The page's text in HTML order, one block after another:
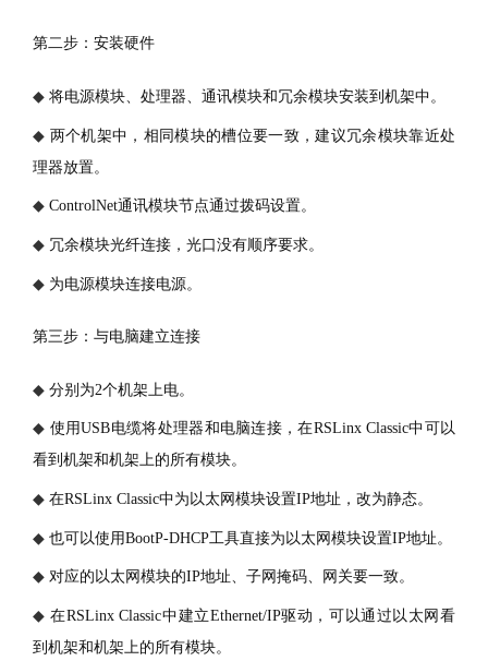
第二步：安装硬件
◆ 将电源模块、处理器、通讯模块和冗余模块安装到机架中。
◆ 两个机架中，相同模块的槽位要一致，建议冗余模块靠近处
理器放置。
◆ ControlNet通讯模块节点通过拨码设置。
◆ 冗余模块光纤连接，光口没有顺序要求。
◆ 为电源模块连接电源。
第三步：与电脑建立连接
◆ 分别为2个机架上电。
◆ 使用USB电缆将处理器和电脑连接，在RSLinx Classic中可以
看到机架和机架上的所有模块。
◆ 在RSLinx Classic中为以太网模块设置IP地址，改为静态。
◆ 也可以使用BootP-DHCP工具直接为以太网模块设置IP地址。
◆ 对应的以太网模块的IP地址、子网掩码、网关要一致。
◆ 在RSLinx Classic中建立Ethernet/IP驱动，可以通过以太网看
到机架和机架上的所有模块。